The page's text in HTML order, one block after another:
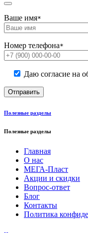
Ваше имя*
Номер телефона*
Даю согласие на
Полезные разделы
Полезные разделы
Главная
О нас
МЕГА-Пласт
Акции и скидки
Вопрос-ответ
Блог
Контакты
Политика